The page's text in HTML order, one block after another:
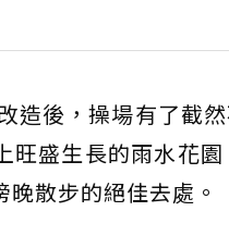
造後，操場有了截
旺盛生長的雨水花
散步的絕佳去處。